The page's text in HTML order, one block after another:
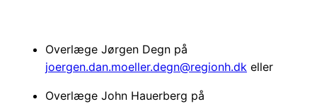
Overlæge Jørgen Degn på
joergen.dan.moeller.degn@regionh.dk eller
Overlæge John Hauerberg på